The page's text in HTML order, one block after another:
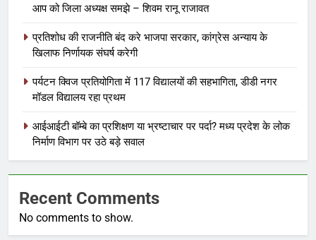
आप को जिला अध्यक्ष समझे – शिवम रानू राजावत
प्रतिशोध की राजनीति बंद करे भाजपा सरकार, कांग्रेस अन्याय के
खिलाफ निर्णायक संघर्ष करेगी
पर्यटन क्विज प्रतियोगिता में 117 विद्यालयों की सहभागिता, डीडी नगर
मॉडल विद्यालय रहा प्रथम
आईआईटी बॉम्बे का प्रशिक्षण या भ्रष्टाचार पर पर्दा? मध्य प्रदेश के लोक
निर्माण विभाग पर उठे बड़े सवाल
Recent Comments
No comments to show.